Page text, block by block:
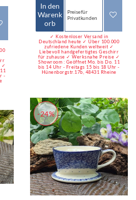
✓
-
In den
Warenk
orb
Preise für
Privatkunden
✓ Kostenloser Versand in
Deutschland heute ✓ Über 100.000
zufriedene Kunden weltweit ✓
Liebevoll handgefertigtes Geschirr
für zuhause ✓ Werksnahe Preise ✓
Showroom : Geöffnet Mo. bis Do. 11
bis 14 Uhr - Freitags 15 bis 18 Uhr -
Hünenborgstr.17b, 48431 Rheine
-24%